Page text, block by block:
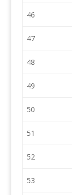
46
47
48
49
50
51
52
53